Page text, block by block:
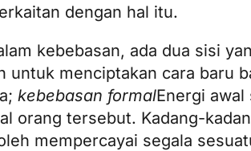
dengan hal itu.
kebebasan, ada dua sisi
untuk menciptakan cara baru
kebebasan formalEnergi
orang tersebut. Kadang-
mempercayai segala